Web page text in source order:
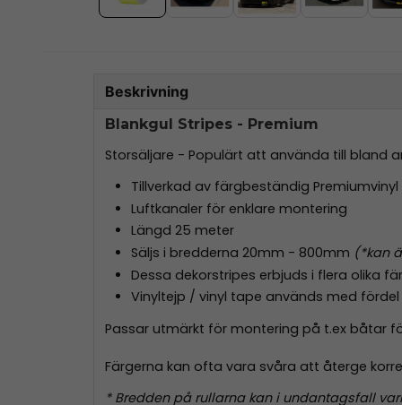
Beskrivning
Blankgul Stripes - Premium
Storsäljare - Populärt att använda till bland
Tillverkad av färgbeständig Premiumvinyl
Luftkanaler för enklare montering
Längd 25 meter
Säljs i bredderna 20mm - 800mm (*kan
Dessa dekorstripes erbjuds i flera olika
Vinyltejp / vinyl tape används med
Passar utmärkt för montering på t.ex båtar
Färgerna kan ofta vara svåra att återge
* Bredden på rullarna kan i undantagsfall